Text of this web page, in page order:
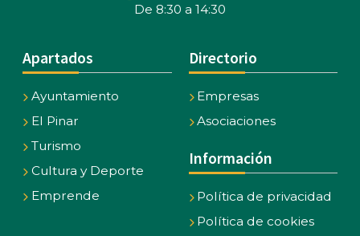
De 8:30 a 14:30
Apartados
Ayuntamiento
El Pinar
Turismo
Cultura y Deporte
Emprende
Directorio
Empresas
Asociaciones
Información
Política de privacidad
Política de cookies